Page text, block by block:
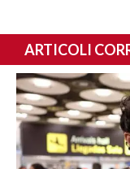
ARTICOLI